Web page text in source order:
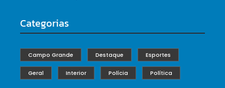
Categorias
Campo Grande Destaque Esportes
Geral Interior Polícia Política